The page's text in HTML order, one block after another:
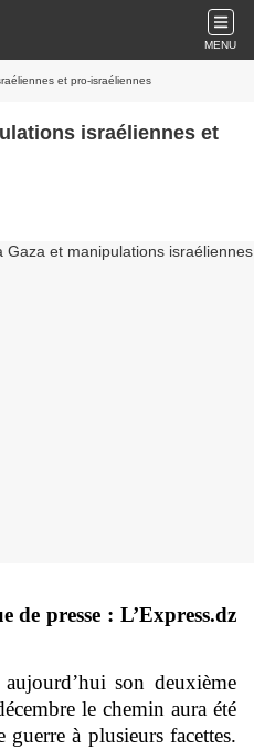
MENU
et pro-israéliennes
israéliennes et
de presse : L’Express.dz
son deuxième
le chemin aura été
à plusieurs facettes.